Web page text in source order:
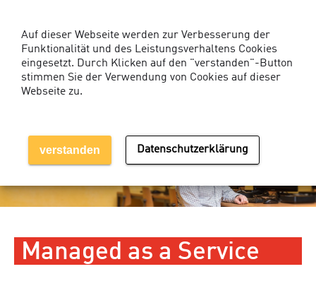
Managed as a Service
Auf dieser Webseite werden zur Verbesserung der
Funktionalität und des Leistungsverhaltens Cookies
eingesetzt. Durch Klicken auf den "verstanden"-Button
stimmen Sie der Verwendung von Cookies auf dieser
Webseite zu.
verstanden Datenschutzerklärung